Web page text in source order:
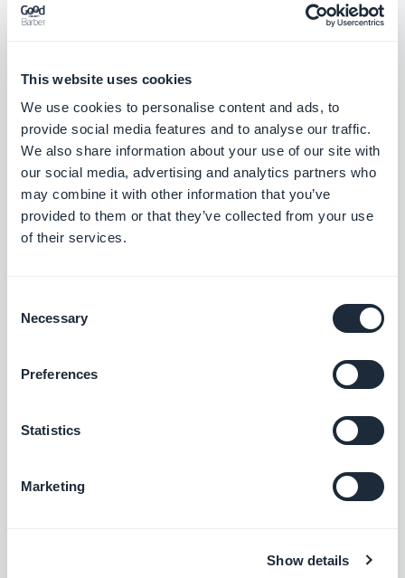
This website uses cookies
We use cookies to personalise content and ads, to
provide social media features and to analyse our traffic.
We also share information about your use of our site with
our social media, advertising and analytics partners who
may combine it with other information that you’ve
provided to them or that they’ve collected from your use
of their services.
Selection
Necessary
Preferences
Statistics
Marketing
Show details
gemakkelijker
Stripe Extended
Bied extra betaalmethoden aan op uw
winkel met Stripe Extended
Gratis
Bied een nieuwe betaaloplossing aan die